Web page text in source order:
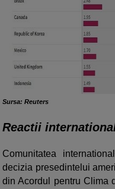
Sursa: Reuters
Reactii
Comunitatea
decizia presedintelui
din Acordul pentru Clima